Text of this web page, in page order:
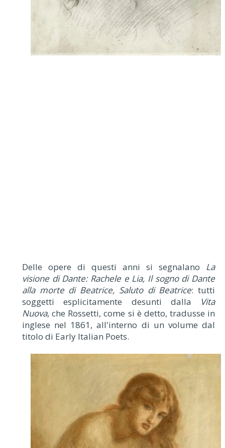
Delle opere di questi anni si segnalano La
visione di Dante: Rachele e Lia, Il sogno di Dante
alla morte di Beatrice, Saluto di Beatrice: tutti
soggetti esplicitamente desunti dalla
Vita
Nuova, che Rossetti, come si è detto, tradusse in
inglese nel 1861, all'interno di un volume dal
titolo di Early Italian Poets.